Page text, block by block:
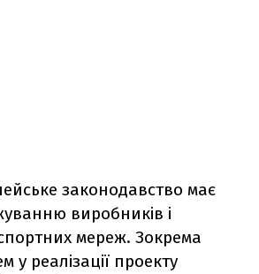
законодавство має
виробників і
мереж. Зокрема
у реалізації проекту